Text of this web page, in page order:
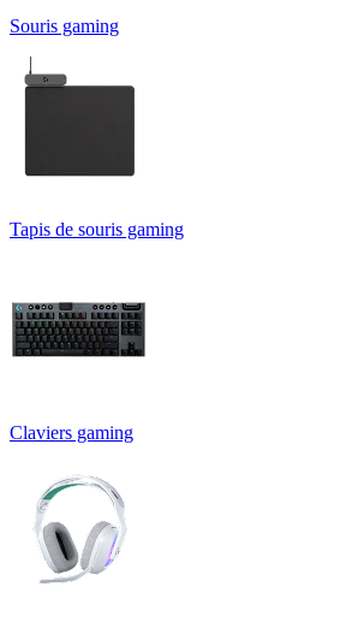
Souris gaming
Tapis de souris gaming
Claviers gaming